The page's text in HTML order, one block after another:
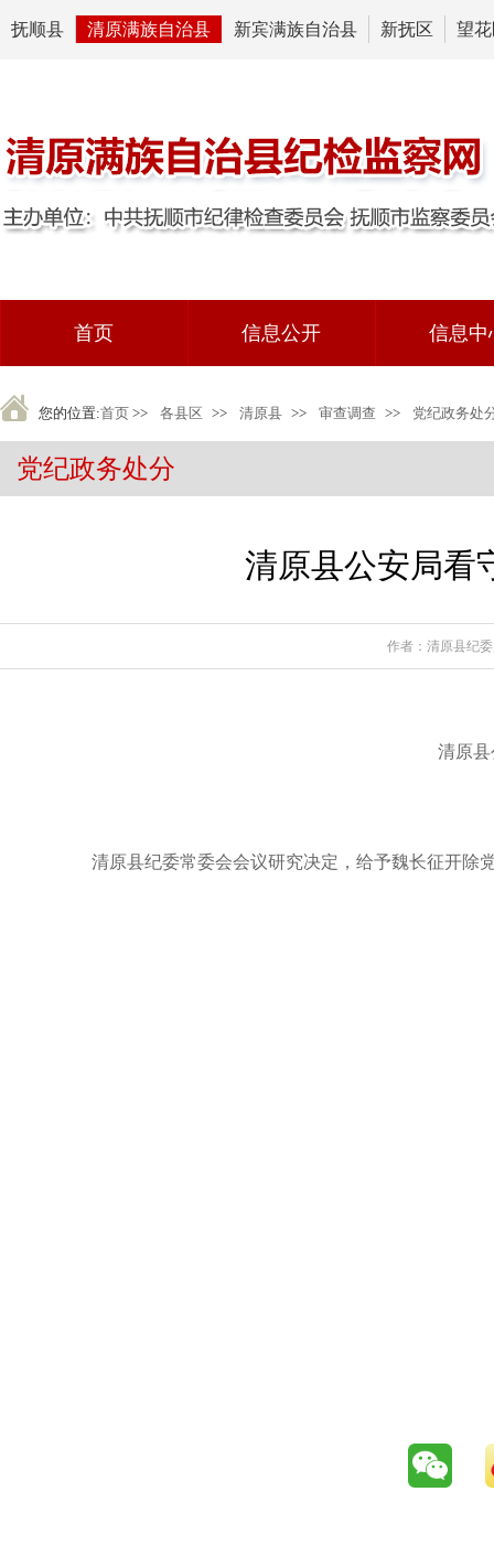
抚顺县 清原满族自治县 新宾满族自治县 新抚区 望
首页 信息公开 信息中
您的位置:首页 >> 各县区 >> 清原县 >> 审查调查 >> 党纪政务处
党纪政务处分
清原县公安局看
作者：清原县纪
清原
清原县纪委常委会会议研究决定，给予魏长征开除